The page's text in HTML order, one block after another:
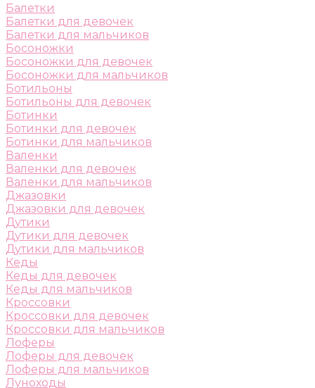
Балетки
Балетки для девочек
Балетки для мальчиков
Босоножки
Босоножки для девочек
Босоножки для мальчиков
Ботильоны
Ботильоны для девочек
Ботинки
Ботинки для девочек
Ботинки для мальчиков
Валенки
Валенки для девочек
Валенки для мальчиков
Джазовки
Джазовки для девочек
Дутики
Дутики для девочек
Дутики для мальчиков
Кеды
Кеды для девочек
Кеды для мальчиков
Кроссовки
Кроссовки для девочек
Кроссовки для мальчиков
Лоферы
Лоферы для девочек
Лоферы для мальчиков
Луноходы